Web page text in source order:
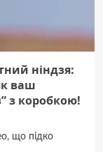
ніндзя:
ваш
з коробкою!
що підко